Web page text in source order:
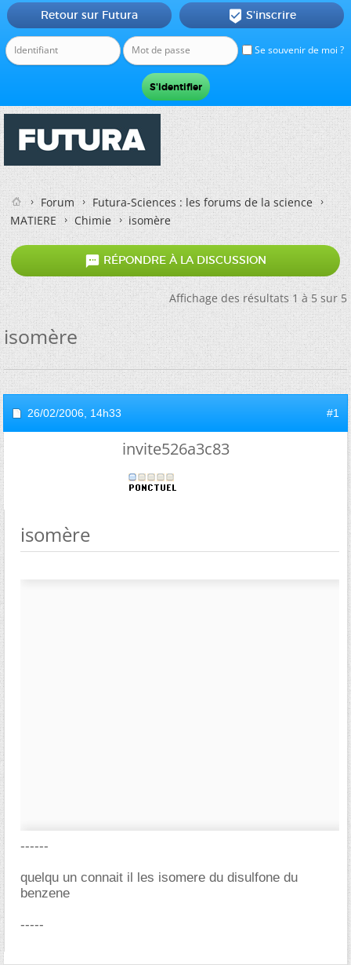
Se souvenir de moi ?
Retour sur Futura  S'inscrire
Forum
Futura-Sciences : les forums de la science
MATIERE
Chimie isomère
 RÉPONDRE À LA DISCUSSION
Affichage des résultats 1 à 5 sur 5
isomère
26/02/2006, 14h33 #1
invite526a3c83
isomère
------
quelqu un connait il les isomere du disulfone du
benzene
-----